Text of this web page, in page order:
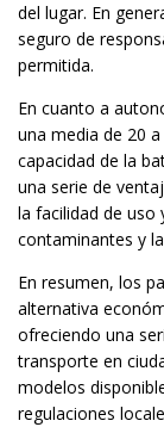
del lugar. En
seguro de
permitida.
En cuanto a
una media de 20
capacidad de la
una serie de
la facilidad de uso
contaminantes y
En resumen, los
alternativa
ofreciendo una
transporte en
modelos
regulaciones